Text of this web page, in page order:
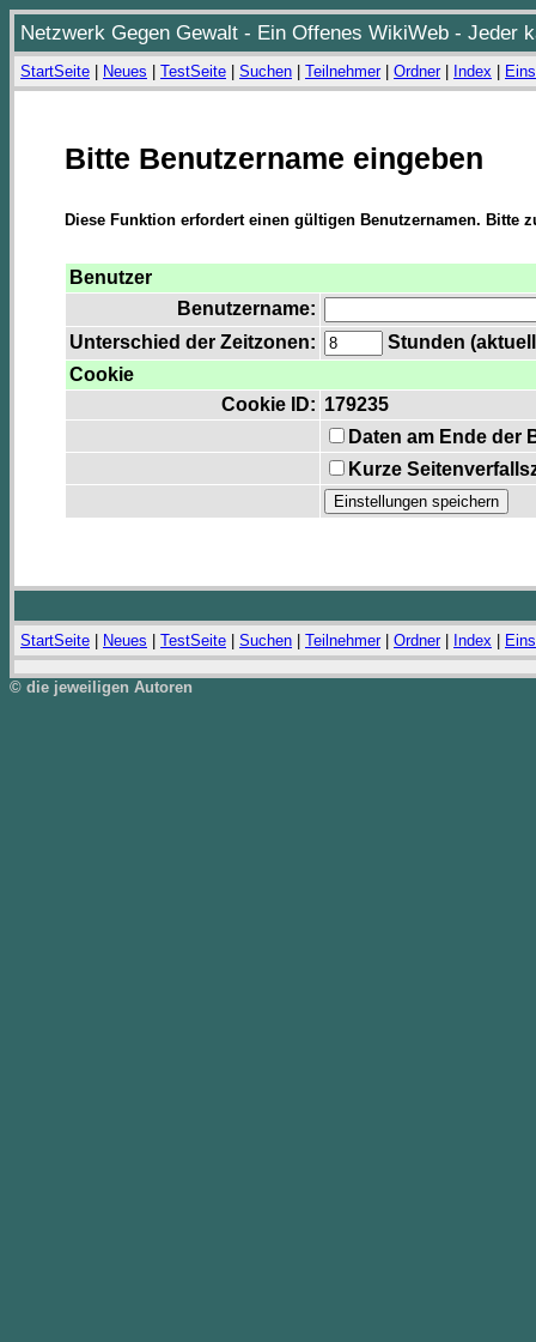
Netzwerk Gegen Gewalt - Ein Offenes WikiWeb - Jeder
StartSeite Neues TestSeite Suchen Teilnehmer| Ordner| Index
Bitte Benutzername eingeben
Diese Funktion erfordert einen gültigen Benutzernamen. Bitte
Benutzer
Benutzername:
Unterschied der Zeitzonen:
Stunden
Cookie
Cookie ID: 179235
Daten am Ende der
Kurze
StartSeite Neues TestSeite Suchen Teilnehmer| Ordner| Index
© die jeweiligen Autoren